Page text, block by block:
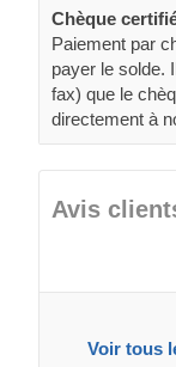
Chèque
Paiement par
payer le solde.
fax) que le
directement à
Avis
Voir tous